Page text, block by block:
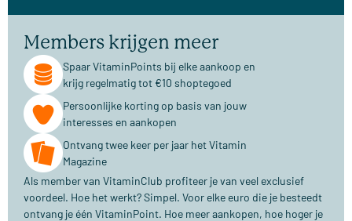
Members krijgen meer
Spaar VitaminPoints bij elke aankoop en
krijg regelmatig tot €10 shoptegoed
Persoonlijke korting op basis van jouw
interesses en aankopen
Ontvang twee keer per jaar het Vitamin
Magazine
Als member van VitaminClub profiteer je van veel exclusief
voordeel. Hoe het werkt? Simpel. Voor elke euro die je besteedt
ontvang je één VitaminPoint. Hoe meer aankopen, hoe hoger je